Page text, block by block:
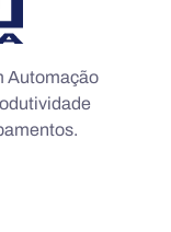
Automação